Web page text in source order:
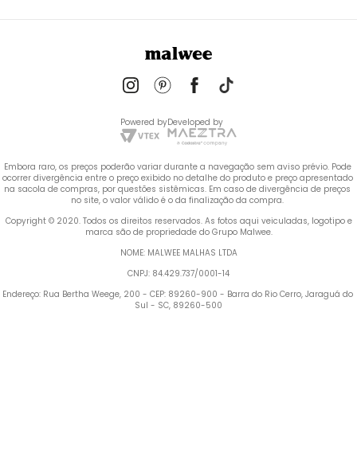
Powered byDeveloped by
Embora raro, os preços poderão variar durante a navegação sem aviso prévio. Pode
ocorrer divergência entre o preço exibido no detalhe do produto e preço apresentado
na sacola de compras, por questões sistêmicas. Em caso de divergência de preços
no site, o valor válido é o da finalização da compra.
marca são de propriedade do Grupo Malwee.
NOME: MALWEE MALHAS LTDA
CNPJ: 84.429.737/0001-14
Endereço: Rua Bertha Weege, 200 - CEP: 89260-900 - Barra do Rio Cerro, Jaraguá do
Sul - SC, 89260-500